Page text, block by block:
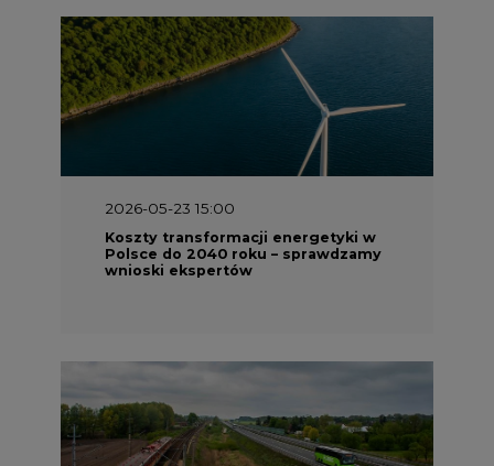
2026-05-23 15:00
Koszty transformacji energetyki w
Polsce do 2040 roku – sprawdzamy
wnioski ekspertów